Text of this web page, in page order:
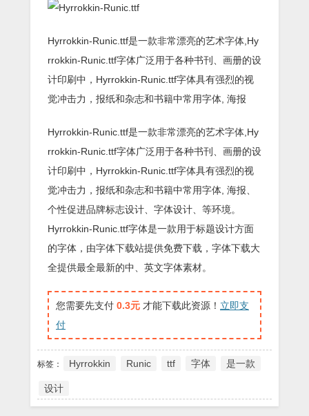
Hyrrokkin-Runic.ttf是一款非常漂亮的艺术字体,Hy
rrokkin-Runic.ttf字体广泛用于各种书刊、画册的设
计印刷中，Hyrrokkin-Runic.ttf字体具有强烈的视
觉冲击力，报纸和杂志和书籍中常用字体, 海报
Hyrrokkin-Runic.ttf是一款非常漂亮的艺术字体,Hy
rrokkin-Runic.ttf字体广泛用于各种书刊、画册的设
计印刷中，Hyrrokkin-Runic.ttf字体具有强烈的视
觉冲击力，报纸和杂志和书籍中常用字体, 海报、
个性促进品牌标志设计、字体设计、等环境。
Hyrrokkin-Runic.ttf字体是一款用于标题设计方面
的字体，由字体下载站提供免费下载，字体下载大
全提供最全最新的中、英文字体素材。
您需要先支付 0.3元 才能下载此资源！ 立即支
付
标签： Hyrrokkin Runic ttf 字体 是一款
设计